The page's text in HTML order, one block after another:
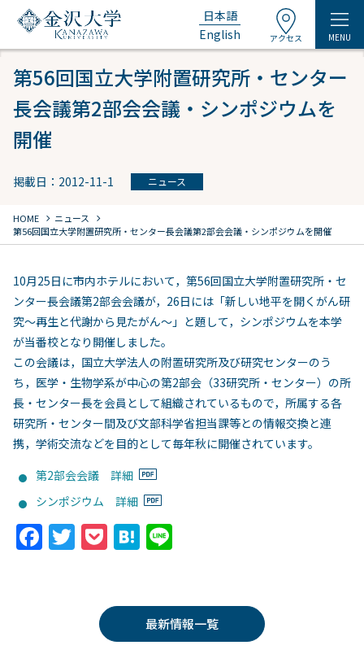
日本語
English
アクセス MENU
第56回国立大学附置研究所・センター
長会議第2部会会議・シンポジウムを
開催
掲載日：2012-11-1 ニュース
HOME chevron_right ニュース chevron_right
第56回国立大学附置研究所・センター長会議第2部会会議・シンポジウムを開催
10月25日に市内ホテルにおいて，第56回国立大学附置研究所・セ
ンター長会議第2部会会議が，26日には「新しい地平を開くがん研
究～再生と代謝から見たがん～」と題して，シンポジウムを本学
が当番校となり開催しました。
この会議は，国立大学法人の附置研究所及び研究センターのう
ち，医学・生物学系が中心の第2部会（33研究所・センター）の所
長・センター長を会員として組織されているもので，所属する各
研究所・センター間及び文部科学省担当課等との情報交換と連
携，学術交流などを目的として毎年秋に開催されています。
第2部会会議 詳細
シンポジウム 詳細
F T
er
P
k
et
H
n
a
最新情報一覧